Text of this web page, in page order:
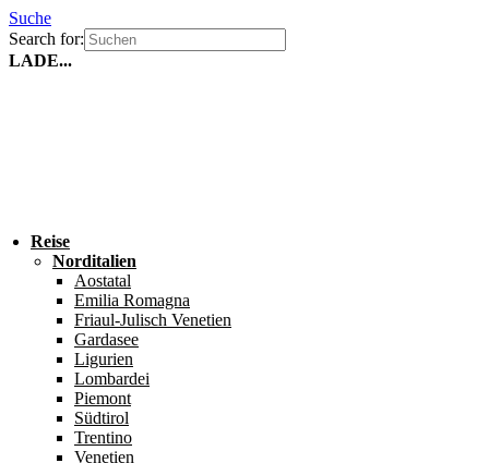
Suche
Search for:
LADE...
Reise
Norditalien
Aostatal
Emilia Romagna
Friaul-Julisch Venetien
Gardasee
Ligurien
Lombardei
Piemont
Südtirol
Trentino
Venetien